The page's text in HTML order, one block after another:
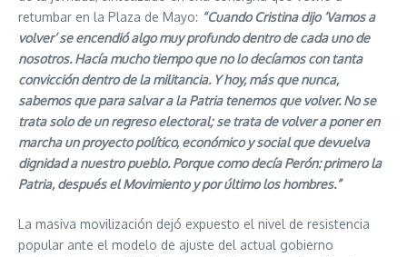
retumbar en la Plaza de Mayo: “Cuando Cristina dijo ‘Vamos a
volver’ se encendió algo muy profundo dentro de cada uno de
nosotros. Hacía mucho tiempo que no lo decíamos con tanta
convicción dentro de la militancia. Y hoy, más que nunca,
sabemos que para salvar a la Patria tenemos que volver. No se
trata solo de un regreso electoral; se trata de volver a poner en
marcha un proyecto político, económico y social que devuelva
dignidad a nuestro pueblo. Porque como decía Perón: primero la
Patria, después el Movimiento y por último los hombres.”
La masiva movilización dejó expuesto el nivel de resistencia
popular ante el modelo de ajuste del actual gobierno